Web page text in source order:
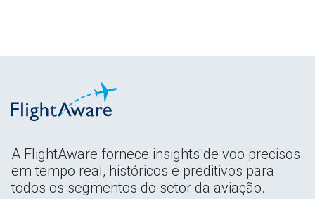
A FlightAware fornece insights de voo precisos
em tempo real, históricos e preditivos para
todos os segmentos do setor da aviação.